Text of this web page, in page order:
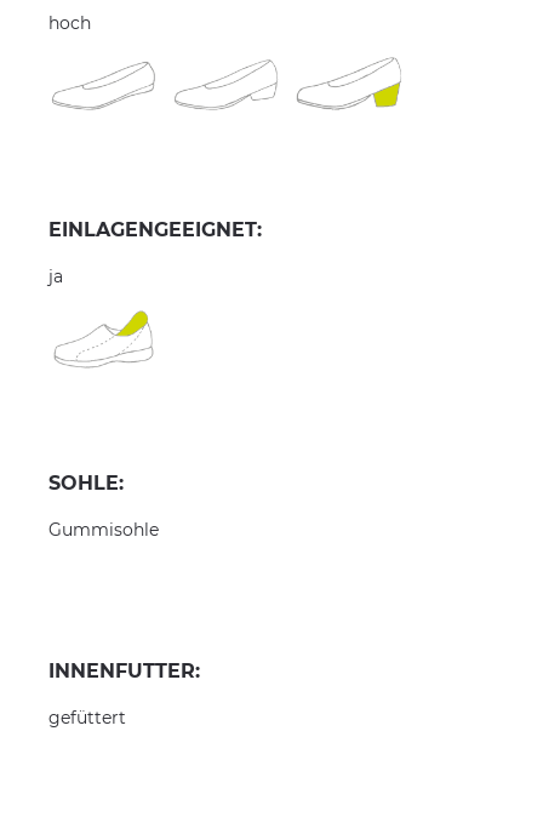
hoch
EINLAGENGEEIGNET:
ja
SOHLE:
Gummisohle
INNENFUTTER:
gefüttert